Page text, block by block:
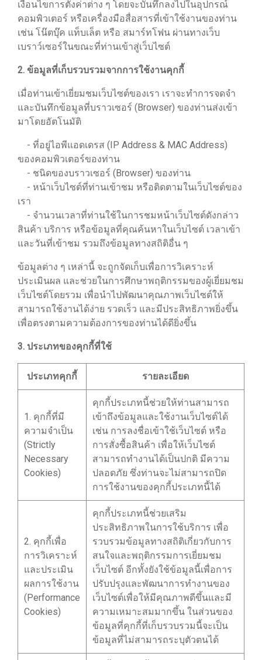
เงื่อนไขการตั้งค่าต่าง ๆ โดยจะบันทึกลงไปในอุปกรณ์
คอมพิวเตอร์ หรือเครื่องมือสื่อสารที่เข้าใช้งานของท่าน
เช่น โน๊ตบุ๊ค แท็บเล็ต หรือ สมาร์ทโฟน ผ่านทางเว็บ
เบราว์เซอร์ในขณะที่ท่านเข้าสู่เว็บไซต์
2. ข้อมูลที่เก็บรวบรวมจากการใช้งานคุกกี้
เมื่อท่านเข้าเยี่ยมชมเว็บไซต์ของเรา เราจะทำการจดจำ
และบันทึกข้อมูลที่บราวเซอร์ (Browser) ของท่านส่งเข้า
มาโดยอัตโนมัติ
- ที่อยู่ไอพีแอดเดรส (IP Address & MAC Address)
ของคอมพิวเตอร์ของท่าน
- ชนิดของบราวเซอร์ (Browser) ของท่าน
- หน้าเว็บไซต์ที่ท่านเข้าชม หรือติดตามในเว็บไซต์ของ
เรา
- จำนวนเวลาที่ท่านใช้ในการชมหน้าเว็บไซต์ดังกล่าว
สินค้า บริการ หรือข้อมูลที่คุณค้นหาในเว็บไซต์ เวลาเข้า
และวันที่เข้าชม รวมถึงข้อมูลทางสถิติอื่น ๆ
ข้อมูลต่าง ๆ เหล่านี้ จะถูกจัดเก็บเพื่อการวิเคราะห์
ประเมินผล และช่วยในการศึกษาพฤติกรรมของผู้เยี่ยมชม
เว็บไซต์โดยรวม เพื่อนำไปพัฒนาคุณภาพเว็บไซต์ให้
สามารถใช้งานได้ง่าย รวดเร็ว และมีประสิทธิภาพยิ่งขึ้น
เพื่อตรงตามความต้องการของท่านได้ดียิ่งขึ้น
3. ประเภทของคุกกี้ที่ใช้
ประเภทคุกกี้ รายละเอียด
1. คุกกี้ที่มี
ความจำเป็น
(Strictly
Necessary
Cookies)
คุกกี้ประเภทนี้ช่วยให้ท่านสามารถ
เข้าถึงข้อมูลและใช้งานเว็บไซต์ได้
เช่น การลงชื่อเข้าใช้เว็บไซต์ หรือ
การสั่งซื้อสินค้า เพื่อให้เว็บไซต์
สามารถทำงานได้เป็นปกติ มีความ
ปลอดภัย ซึ่งท่านจะไม่สามารถปิด
การใช้งานของคุกกี้ประเภทนี้ได้
2. คุกกี้เพื่อ
การวิเคราะห์
และประเมิน
ผลการใช้งาน
(Performance
Cookies)
คุกกี้ประเภทนี้ช่วยเสริม
ประสิทธิภาพในการใช้บริการ เพื่อ
รวบรวมข้อมูลทางสถิติเกี่ยวกับการ
สนใจและพฤติกรรมการเยี่ยมชม
เว็บไซต์ อีกทั้งยังใช้ข้อมูลนี้เพื่อการ
ปรับปรุงและพัฒนาการทำงานของ
เว็บไซต์เพื่อให้มีคุณภาพดีขึ้นและมี
ความเหมาะสมมากขึ้น ในส่วนของ
ข้อมูลที่คุกกี้ที่เก็บรวบรวมนี้จะเป็น
ข้อมูลที่ไม่สามารถระบุตัวตนได้